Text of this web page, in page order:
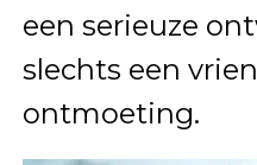
een serieuze
slechts een
ontmoeting.